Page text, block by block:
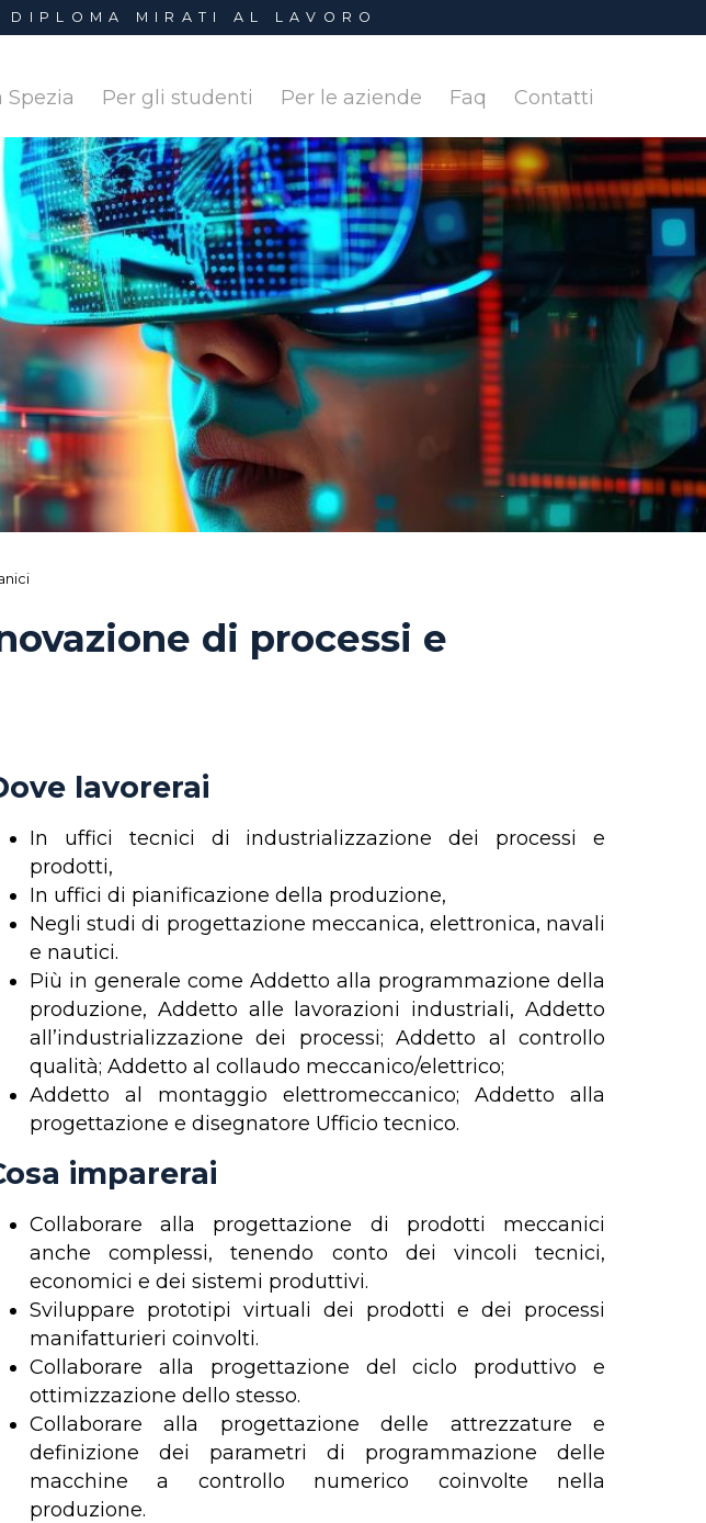
MIRATI AL LAVORO
Spezia Per gli studenti Per le aziende Faq Contatti
di processi e
lavorerai
In uffici tecnici di industrializzazione dei processi e
prodotti,
In uffici di pianificazione della produzione,
Negli studi di progettazione meccanica, elettronica, navali
e nautici.
Più in generale come Addetto alla programmazione della
produzione, Addetto alle lavorazioni industriali, Addetto
all’industrializzazione dei processi; Addetto al controllo
qualità; Addetto al collaudo meccanico/elettrico;
Addetto al montaggio elettromeccanico; Addetto alla
progettazione e disegnatore Ufficio tecnico.
imparerai
Collaborare alla progettazione di prodotti meccanici
anche complessi, tenendo conto dei vincoli tecnici,
economici e dei sistemi produttivi.
Sviluppare prototipi virtuali dei prodotti e dei processi
manifatturieri coinvolti.
Collaborare alla progettazione del ciclo produttivo e
ottimizzazione dello stesso.
Collaborare alla progettazione delle attrezzature e
definizione dei parametri di programmazione delle
macchine a controllo numerico coinvolte nella
produzione.